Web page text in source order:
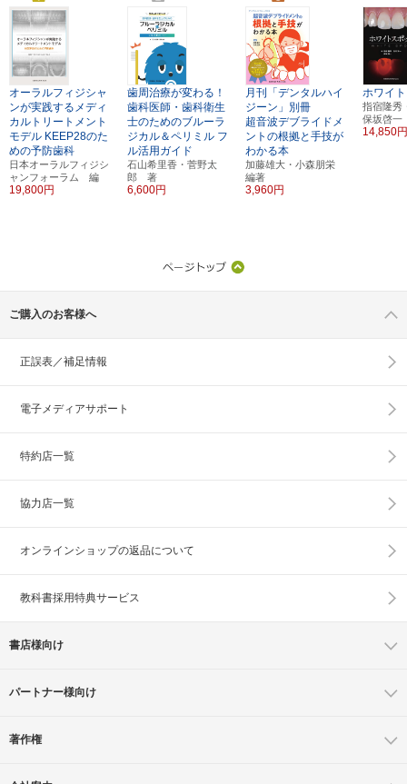
オーラルフィジシャ
ンが実践するメディ
カルトリートメント
モデル KEEP28のた
めの予防歯科
日本オーラルフィジシ
ャンフォーラム 編
19,800円
歯周治療が変わる！
歯科医師・歯科衛生
士のためのブルーラ
ジカル＆ペリミル フ
ル活用ガイド
石山希里香・菅野太
郎 著
6,600円
月刊「デンタルハイ
ジーン」別冊
超音波デブライドメ
ントの根拠と手技が
わかる本
加藤雄大・小森朋栄
編著
3,960円
ホワイ
指宿隆秀
保坂啓
14,850
ご購入のお客様へ
正誤表／補足情報
電子メディアサポート
特約店一覧
協力店一覧
オンラインショップの返品について
教科書採用特典サービス
書店様向け
パートナー様向け
著作権